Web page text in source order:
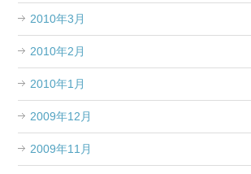
2010年3月
2010年2月
2010年1月
2009年12月
2009年11月